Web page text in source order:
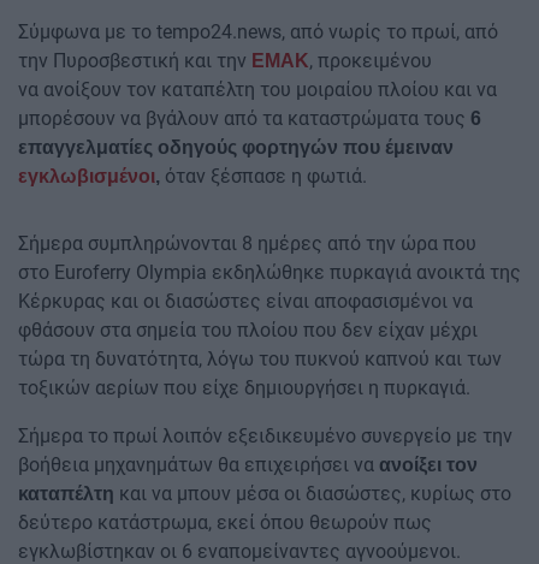
Σύμφωνα με το tempo24.news, από νωρίς το πρωί, από
την Πυροσβεστική και την ΕΜΑΚ, προκειμένου
να ανοίξουν τον καταπέλτη του μοιραίου πλοίου και να
μπορέσουν να βγάλουν από τα καταστρώματα τους 6
επαγγελματίες οδηγούς φορτηγών που έμειναν
εγκλωβισμένοι, όταν ξέσπασε η φωτιά.
Σήμερα συμπληρώνονται 8 ημέρες από την ώρα που
στο Euroferry Olympia εκδηλώθηκε πυρκαγιά ανοικτά της
Κέρκυρας και οι διασώστες είναι αποφασισμένοι να
φθάσουν στα σημεία του πλοίου που δεν είχαν μέχρι
τώρα τη δυνατότητα, λόγω του πυκνού καπνού και των
τοξικών αερίων που είχε δημιουργήσει η πυρκαγιά.
Σήμερα το πρωί λοιπόν εξειδικευμένο συνεργείο με την
βοήθεια μηχανημάτων θα επιχειρήσει να ανοίξει τον
καταπέλτη και να μπουν μέσα οι διασώστες, κυρίως στο
δεύτερο κατάστρωμα, εκεί όπου θεωρούν πως
εγκλωβίστηκαν οι 6 εναπομείναντες αγνοούμενοι.